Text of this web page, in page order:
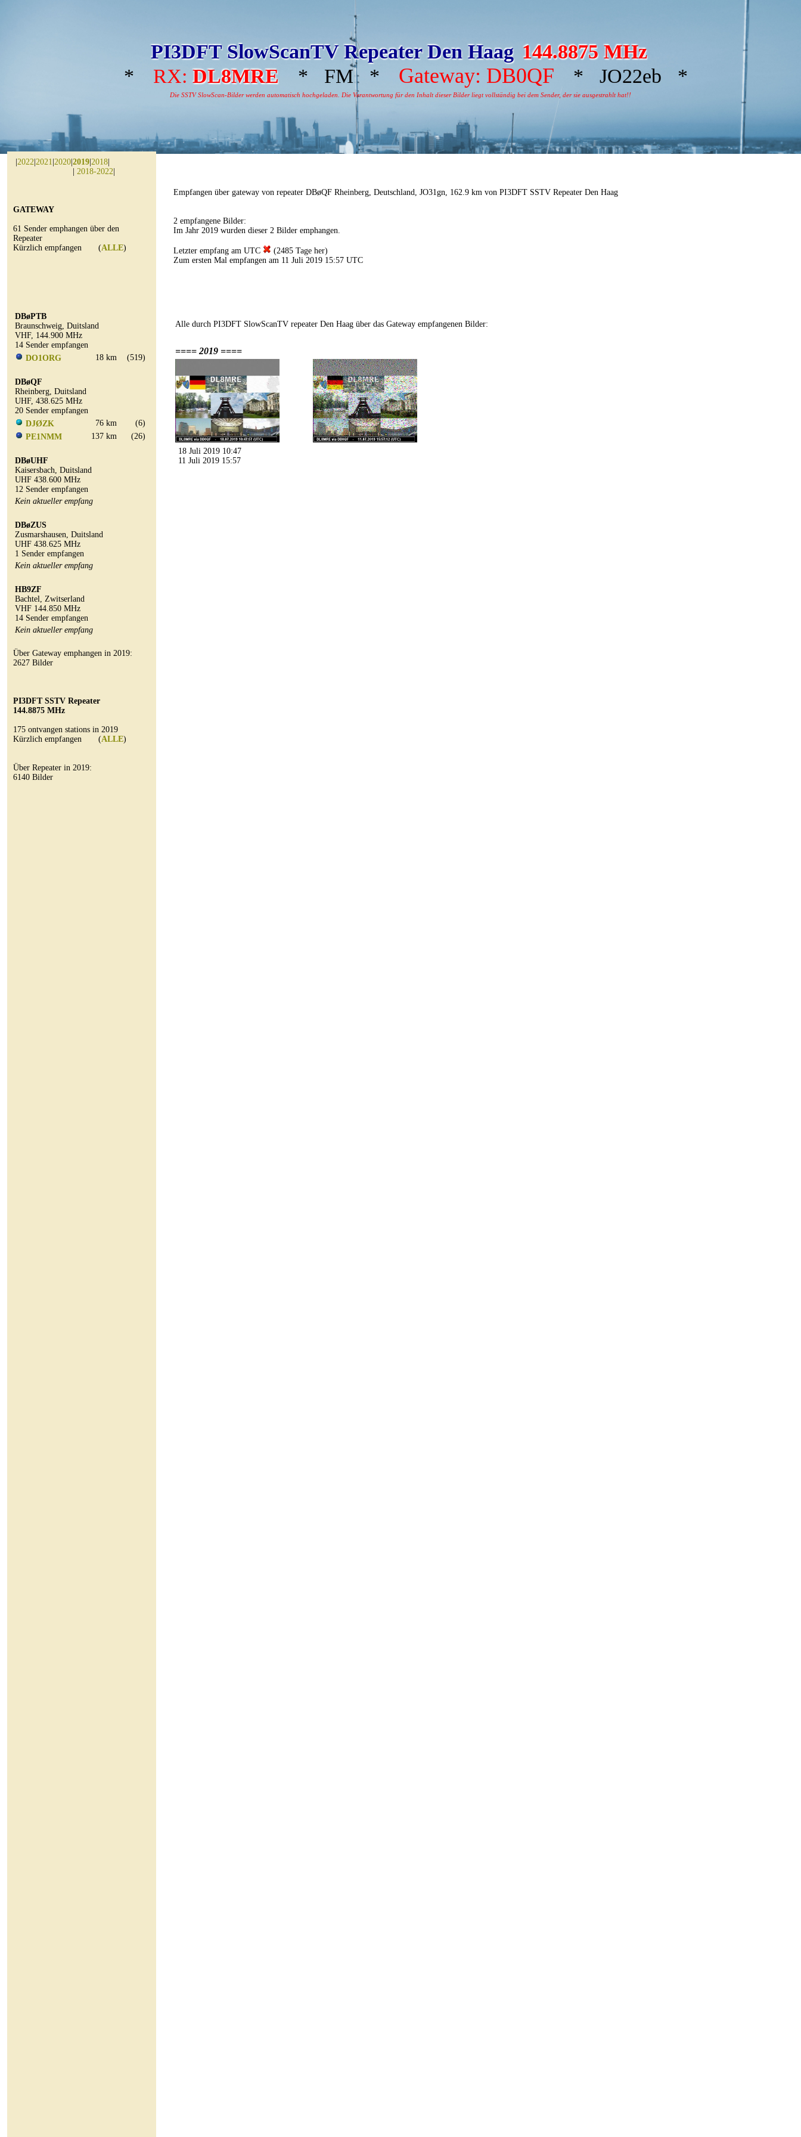
PI3DFT SlowScanTV Repeater Den Haag 144.8875 MHz
*
RX:DL8MRE * FM * Gateway: DB0QF * JO22eb *
Die SSTV SlowScan-Bilder werden automatisch hochgeladen. Die Verantwortung für den Inhalt dieser Bilder liegt vollständig bei dem Sender, der sie ausgestrahlt hat!!
2022 2021 2020 2019 2018
2018-2022
GATEWAY
61 Sender emphangen über den
Repeater
Kürzlich empfangen (ALLE)
DBøPTB
Braunschweig, Duitsland
VHF, 144.900 MHz
14 Sender empfangen
DO1ORG
18 km (519)
DBøQF
Rheinberg, Duitsland
UHF, 438.625 MHz
20 Sender empfangen
DJØZK
76 km
(6)
PE1NMM
137 km (26)
DBøUHF
Kaisersbach, Duitsland
UHF 438.600 MHz
12 Sender empfangen
Kein aktueller empfang
DBøZUS
Zusmarshausen, Duitsland
UHF 438.625 MHz
1 Sender empfangen
Kein aktueller empfang
HB9ZF
Bachtel, Zwitserland
VHF 144.850 MHz
14 Sender empfangen
Kein aktueller empfang
Über Gateway emphangen in 2019:
2627 Bilder
PI3DFT SSTV Repeater
144.8875 MHz
175 ontvangen stations in 2019
Kürzlich empfangen (ALLE)
Über Repeater in 2019:
6140 Bilder
Empfangen über gateway von repeater DBøQF Rheinberg, Deutschland, JO31gn, 162.9 km von PI3DFT SSTV Repeater Den Haag
2 empfangene Bilder:
Im Jahr 2019 wurden dieser 2 Bilder emphangen.
Letzter empfang am UTC
(2485 Tage her)
Zum ersten Mal empfangen am 11 Juli 2019 15:57 UTC
Alle durch PI3DFT SlowScanTV repeater Den Haag über das Gateway empfangenen Bilder:
==== 2019 ====
18 Juli 2019 10:47
11 Juli 2019 15:57